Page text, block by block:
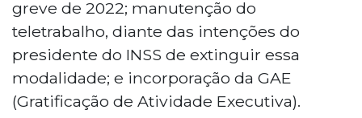
greve de 2022; manutenção do
teletrabalho, diante das intenções do
presidente do INSS de extinguir essa
modalidade; e incorporação da GAE
(Gratificação de Atividade Executiva).